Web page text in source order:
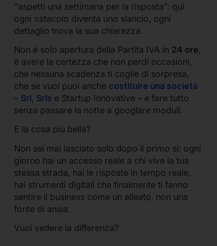
“aspetti una settimana per la risposta”: qui
ogni ostacolo diventa uno slancio, ogni
dettaglio trova la sua chiarezza.
Non è solo apertura della Partita IVA in 24 ore,
è avere la certezza che non perdi occasioni,
che nessuna scadenza ti coglie di sorpresa,
che se vuoi puoi anche costituire una società
– Srl, Srls e Startup Innovative – e fare tutto
senza passare la notte a googlare moduli.
E la cosa più bella?
Non sei mai lasciato solo dopo il primo sì: ogni
giorno hai un accesso reale a chi vive la tua
stessa strada, hai le risposte in tempo reale,
hai strumenti digitali che finalmente ti fanno
sentire il business come un alleato, non una
fonte di ansia.
Vuoi vedere la differenza?